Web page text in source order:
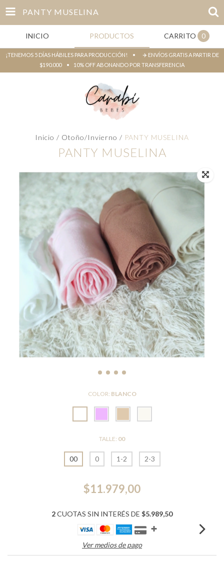
PANTY MUSELINA
INICIO PRODUCTOS CARRITO 0
¡TENEMOS 5 DÍAS HÁBILES PARA PRODUCCIÓN! • ✈️ ENVÍOS GRATIS A PARTIR DE
$190.000 • 10% OFF ABONANDO POR TRANSFERENCIA
Inicio / Otoño/Invierno / PANTY MUSELINA
PANTY MUSELINA
COLOR: BLANCO
TALLE: 00
00 0 1-2 2-3
$11.979,00
2CUOTAS SIN INTERÉS DE $5.989,50
Ver medios de pago